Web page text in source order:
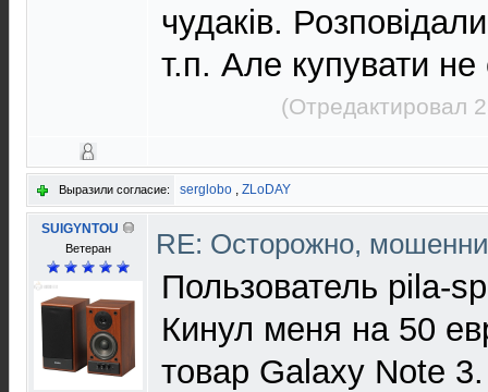
чудаків.
т.п. Але купувати
(Отредактировал
Выразили согласие: serglobo , ZLoDAY
SUIGYNTOU
Ветеран RE: Осторожно,
Пользователь pila-
Кинул меня на 50
товар Galaxy Note 3.